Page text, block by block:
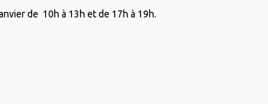
de 10h à 13h et de 17h à 19h.